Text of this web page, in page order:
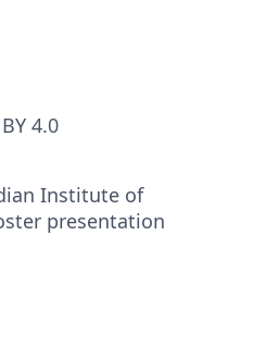
4.0
Institute of
presentation